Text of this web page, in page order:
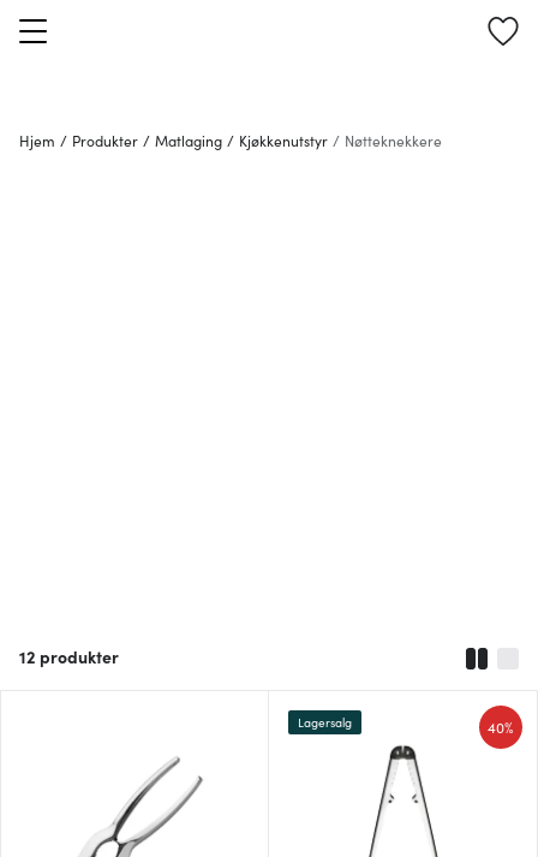
Hjem / Produkter / Matlaging / Kjøkkenutstyr / Nøtteknekkere
12 produkter
40%
Lagersalg